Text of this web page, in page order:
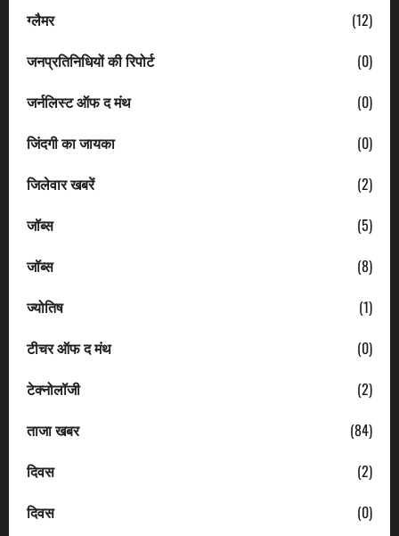
ग्लैमर
(12)
जनप्रतिनिधियों की रिपोर्ट
(0)
जर्नलिस्ट ऑफ द मंथ
(0)
जिंदगी का जायका
(0)
जिलेवार खबरें
(2)
जॉब्स
(5)
जॉब्स
(8)
ज्योतिष
(1)
टीचर ऑफ द मंथ
(0)
टेक्नोलॉजी
(2)
ताजा खबर
(84)
दिवस
(2)
दिवस
(0)